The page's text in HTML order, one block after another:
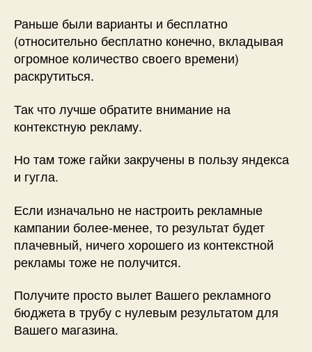
Раньше были варианты и бесплатно
(относительно бесплатно конечно, вкладывая
огромное количество своего времени)
раскрутиться.
Так что лучше обратите внимание на
контекстную рекламу.
Но там тоже гайки закручены в пользу яндекса
и гугла.
Если изначально не настроить рекламные
кампании более-менее, то результат будет
плачевный, ничего хорошего из контекстной
рекламы тоже не получится.
Получите просто вылет Вашего рекламного
бюджета в трубу с нулевым результатом для
Вашего магазина.